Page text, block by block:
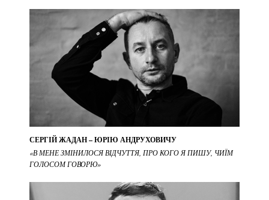
СЕРГІЙ ЖАДАН – ЮРІЮ АНДРУХОВИЧУ
«В МЕНЕ ЗМІНИЛОСЯ ВІДЧУТТЯ, ПРО КОГО Я ПИШУ, ЧИЇМ
ГОЛОСОМ ГОВОРЮ»